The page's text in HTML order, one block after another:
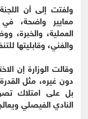
ولفتت إلى أن
معايير واضحة، في
العملية، والخبرة،
والفني، وقابليتها
وقالت الوزارة إن
دون غيره، مثل
بل على امتلاك
النادي الفيصلي